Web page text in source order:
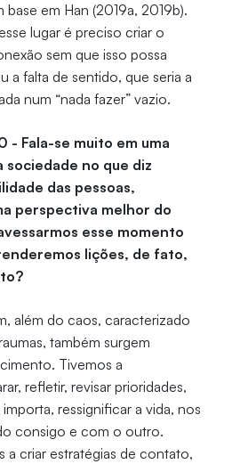
em Han (2019a, 2019b).
lugar é preciso criar o
sem que isso possa
a falta de sentido, que seria a
num “nada fazer” vazio.
- Fala-se muito em uma
no que diz
das pessoas,
perspectiva melhor do
esse momento
lições, de fato,
além do caos, caracterizado
também surgem
Tivemos a
refletir, revisar prioridades,
ressignificar a vida, nos
consigo e com o outro.
a criar estratégias de contato,